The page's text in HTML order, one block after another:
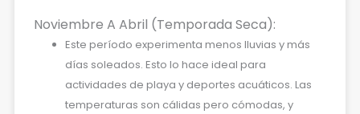
Noviembre A Abril (Temporada Seca):
Este período experimenta menos lluvias y más
días soleados. Esto lo hace ideal para
actividades de playa y deportes acuáticos. Las
temperaturas son cálidas pero cómodas, y